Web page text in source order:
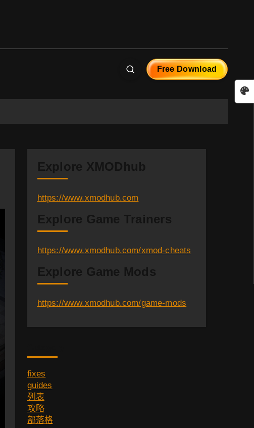
Free Download
Explore XMODhub
https://www.xmodhub.com
Explore Game Trainers
https://www.xmodhub.com/xmod-cheats
Explore Game Mods
https://www.xmodhub.com/game-mods
fixes
guides
列表
攻略
部落格